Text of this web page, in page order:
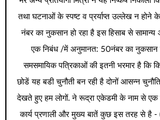
तथा घटनाओं के स्पष्ट व प्रर्याप्त उल्लेख न होने
नंबर का नुकसान हो रहा है इस हिसाब से
एक निबंध /में अनुमानत: 50नंबर का नुकसान
समसमायिक पत्रिकाओं की इतनी भरमार है कि
छोडें यह बडी चुनौती बन रही है दोनों आसन्न
देखते हुए हम लोगों. ने रूद्रा एकेडमी के नाम से एक
कार्य प्रणाली और मुख्य बातें कुछ इस तरह से है -